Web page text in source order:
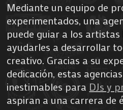
Mediante un equipo de
experimentados, una
puede guiar a los artistas
ayudarles a desarrollar
creativo. Gracias a su
dedicación, estas
inestimables para DJs y
aspiran a una carrera de